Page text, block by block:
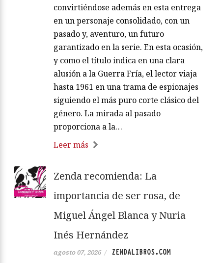
apareciendo a su lado su ayudante, Joan,
como fiel compañera de pesquisas,
convirtiéndose además en esta entrega
en un personaje consolidado, con un
pasado y, aventuro, un futuro
garantizado en la serie. En esta ocasión,
y como el título indica en una clara
alusión a la Guerra Fría, el lector viaja
hasta 1961 en una trama de espionajes
siguiendo el más puro corte clásico del
género. La mirada al pasado
Leer más
Zenda recomienda: La
importancia de ser rosa, de
Miguel Ángel Blanca y Nuria